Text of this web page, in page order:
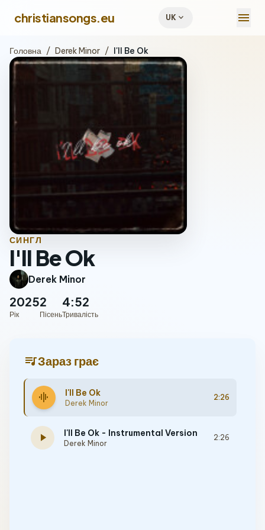
christiansongs.eu UKexpand_more menu
Головна / Derek Minor / I'll Be Ok
СИНГЛ
I'll Be Ok
Derek Minor
2025
Рік
2
Пісень
4:52
Тривалість
queue_musicЗараз грає
graphic_eq I'll Be Ok
Derek Minor
2:26
play_arrow I'll Be Ok - Instrumental Version
Derek Minor
2:26